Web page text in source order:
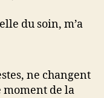
du soin, m’a
ne changent
moment de la